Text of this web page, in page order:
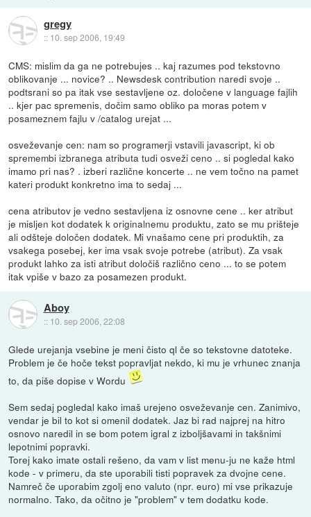
gregy
:: 10. sep 2006, 19:49
CMS: mislim da ga ne potrebujes .. kaj razumes pod tekstovno
oblikovanje ... novice? .. Newsdesk contribution naredi svoje ..
podtsrani so pa itak vse sestavljene oz. določene v language fajlih
.. kjer pac spremenis, dočim samo obliko pa moras potem v
posameznem fajlu v /catalog urejat ...
osveževanje cen: nam so programerji vstavili javascript, ki ob
spremembi izbranega atributa tudi osveži ceno .. si pogledal kako
imamo pri nas? . izberi različne koncerte .. ne vem točno na pamet
kateri produkt konkretno ima to sedaj ...
cena atributov je vedno sestavljena iz osnovne cene .. ker atribut
je misljen kot dodatek k originalnemu produktu, zato se mu prišteje
ali odšteje določen dodatek. Mi vnašamo cene pri produktih, za
vsakega posebej, ker ima vsak svoje potrebe (atribut). Za vsak
produkt lahko za isti atribut določiš različno ceno ... to se potem
itak vpiše v bazo za posamezen produkt.
Aboy
:: 10. sep 2006, 22:08
Glede urejanja vsebine je meni čisto ql če so tekstovne datoteke.
Problem je če hoče tekst popravljat nekdo, ki mu je vrhunec znanja
to, da piše dopise v Wordu
Sem sedaj pogledal kako imaš urejeno osveževanje cen. Zanimivo,
vendar je bil to kot si omenil dodatek. Jaz bi rad najprej na hitro
osnovo naredil in se bom potem igral z izboljšavami in takšnimi
lepotnimi popravki.
Torej kako imate ostali rešeno, da vam v list menu-ju ne kaže html
kode - v primeru, da ste uporabili tisti popravek za dvojne cene.
Namreč če uporabim zgolj eno valuto (npr. euro) mi vse prikazuje
normalno. Tako, da očitno je "problem" v tem dodatku kode.